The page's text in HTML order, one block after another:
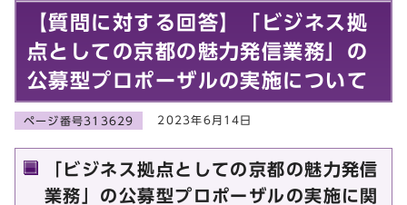
【質問に対する回答】「ビジネス拠
点としての京都の魅力発信業務」の
公募型プロポーザルの実施について
ページ番号313629 2023年6月14日
「ビジネス拠点としての京都の魅力発信
業務」の公募型プロポーザルの実施に関